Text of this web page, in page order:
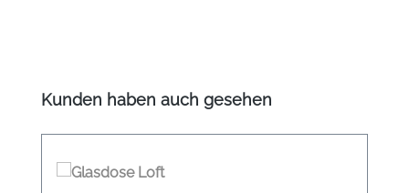
Produktgalerie überspringen
Kunden haben auch gesehen